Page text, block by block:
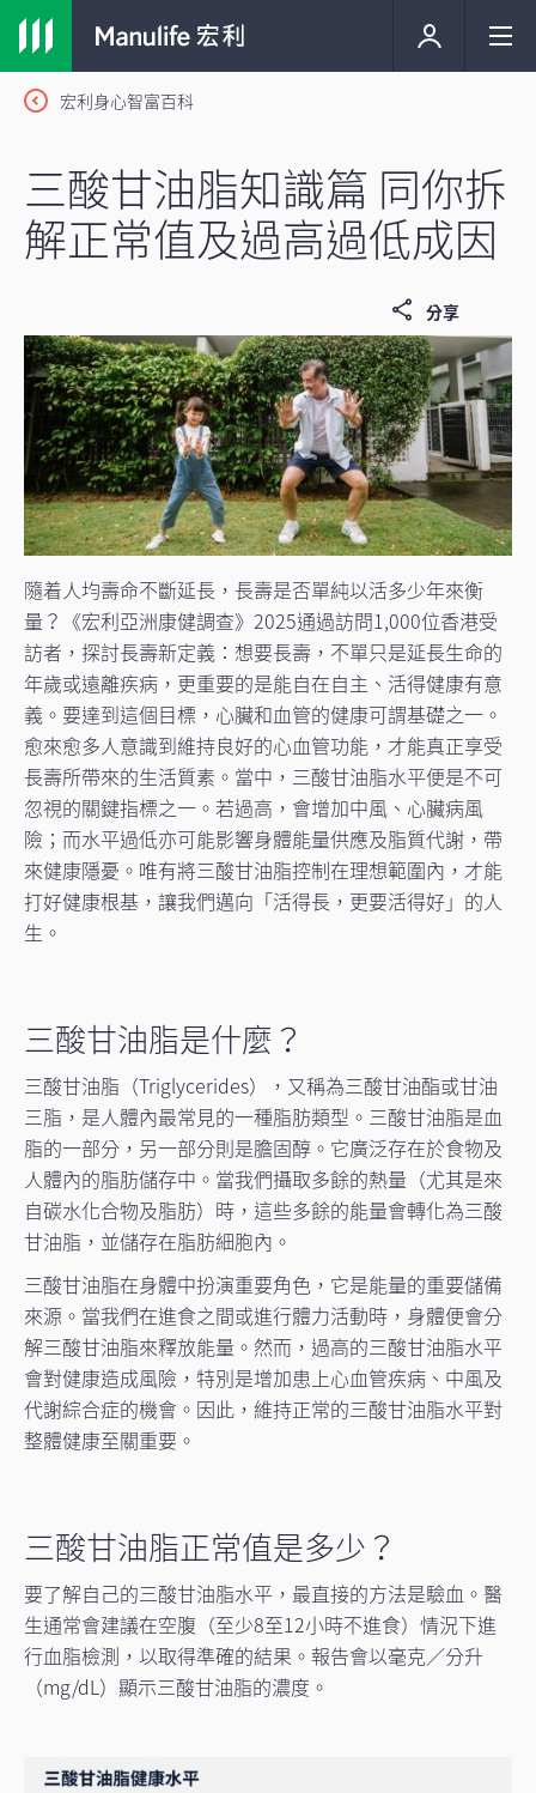
宏利身心智富百科
三酸甘油脂知識篇 同你拆
解正常值及過高過低成因
分享
隨着人均壽命不斷延長，長壽是否單純以活多少年來衡
量？《宏利亞洲康健調查》2025通過訪問1,000位香港受
訪者，探討長壽新定義：想要長壽，不單只是延長生命的
年歲或遠離疾病，更重要的是能自在自主、活得健康有意
義。要達到這個目標，心臟和血管的健康可謂基礎之一。
愈來愈多人意識到維持良好的心血管功能，才能真正享受
長壽所帶來的生活質素。當中，三酸甘油脂水平便是不可
忽視的關鍵指標之一。若過高，會增加中風、心臟病風
險；而水平過低亦可能影響身體能量供應及脂質代謝，帶
來健康隱憂。唯有將三酸甘油脂控制在理想範圍內，才能
打好健康根基，讓我們邁向「活得長，更要活得好」的人
生。
三酸甘油脂是什麼？
三酸甘油脂（Triglycerides），又稱為三酸甘油酯或甘油
三脂，是人體內最常見的一種脂肪類型。三酸甘油脂是血
脂的一部分，另一部分則是膽固醇。它廣泛存在於食物及
人體內的脂肪儲存中。當我們攝取多餘的熱量（尤其是來
自碳水化合物及脂肪）時，這些多餘的能量會轉化為三酸
甘油脂，並儲存在脂肪細胞內。
三酸甘油脂在身體中扮演重要角色，它是能量的重要儲備
來源。當我們在進食之間或進行體力活動時，身體便會分
解三酸甘油脂來釋放能量。然而，過高的三酸甘油脂水平
會對健康造成風險，特別是增加患上心血管疾病、中風及
代謝綜合症的機會。因此，維持正常的三酸甘油脂水平對
整體健康至關重要。
三酸甘油脂正常值是多少？
要了解自己的三酸甘油脂水平，最直接的方法是驗血。醫
生通常會建議在空腹（至少8至12小時不進食）情況下進
行血脂檢測，以取得準確的結果。報告會以毫克／分升
（mg/dL）顯示三酸甘油脂的濃度。